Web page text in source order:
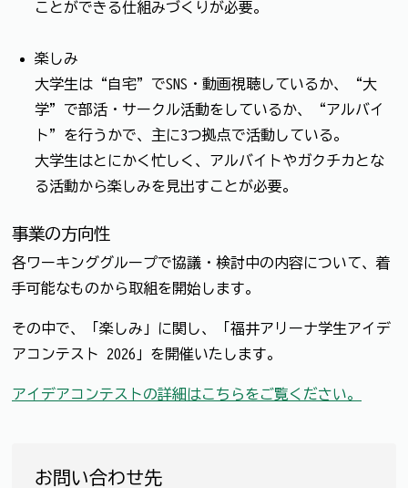
ことができる仕組みづくりが必要。
楽しみ
大学生は“自宅”でSNS・動画視聴しているか、“大
学”で部活・サークル活動をしているか、“アルバイ
ト”を行うかで、主に3つ拠点で活動している。
大学生はとにかく忙しく、アルバイトやガクチカとな
る活動から楽しみを見出すことが必要。
事業の方向性
各ワーキンググループで協議・検討中の内容について、着
手可能なものから取組を開始します。
その中で、「楽しみ」に関し、「福井アリーナ学生アイデ
アコンテスト 2026」を開催いたします。
アイデアコンテストの詳細はこちらをご覧ください。
お問い合わせ先